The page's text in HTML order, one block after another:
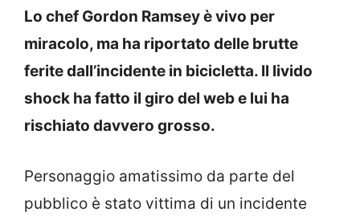
Lo chef Gordon Ramsey è vivo per
miracolo, ma ha riportato delle brutte
ferite dall’incidente in bicicletta. Il livido
shock ha fatto il giro del web e lui ha
rischiato davvero grosso.
Personaggio amatissimo da parte del
pubblico è stato vittima di un incidente